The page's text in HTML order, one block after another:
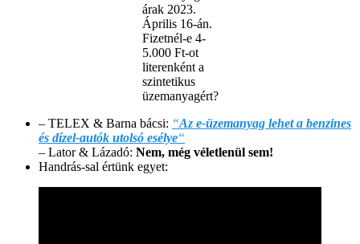
árak 2023.
Április 16-án.
Fizetnél-e 4-
5.000 Ft-ot
literenként a
szintetikus
üzemanyagért?
– TELEX & Barna bácsi: “Az e-üzemanyag lehet a benzines
és dízel-autók utolsó esélye“
– Lator & Lázadó: Nem, még véletlenül sem!
Handrás-sal értünk egyet: